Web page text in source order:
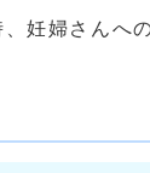
妊婦さんへ